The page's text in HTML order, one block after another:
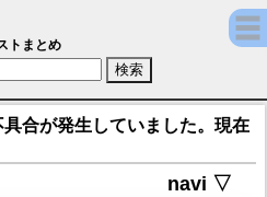
小林千晃)【あんさんぶる
トまとめ
合が発生していました。現在
navi ▽